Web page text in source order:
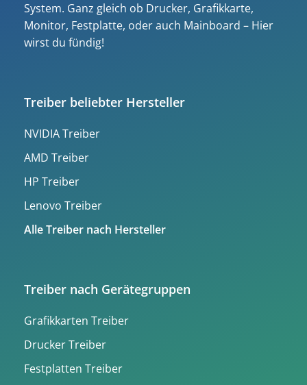
System. Ganz gleich ob Drucker, Grafikkarte,
Monitor, Festplatte, oder auch Mainboard – Hier
wirst du fündig!
Treiber beliebter Hersteller
NVIDIA Treiber
AMD Treiber
HP Treiber
Lenovo Treiber
Alle Treiber nach Hersteller
Treiber nach Gerätegruppen
Grafikkarten Treiber
Drucker Treiber
Festplatten Treiber